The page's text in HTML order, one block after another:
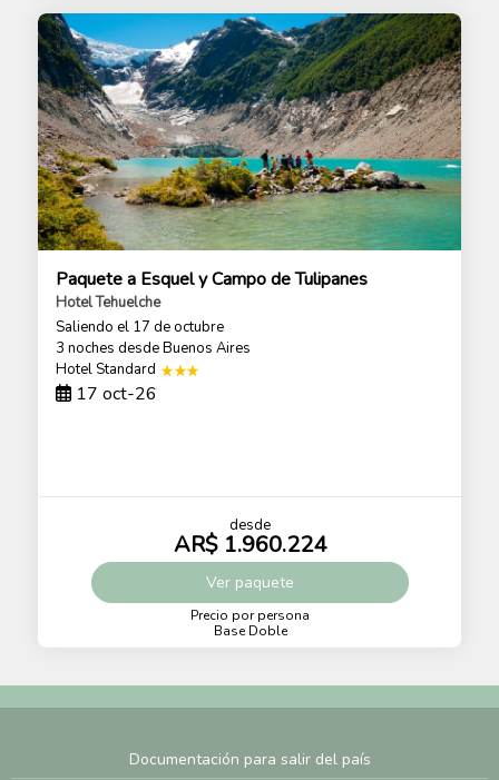
Paquete a Esquel y Campo de Tulipanes
Hotel Tehuelche
Saliendo el 17 de octubre
3 nochesdesde Buenos Aires
Hotel Standard
17 oct-26
desde
AR$ 1.960.224
Ver paquete
Precio por persona
Base Doble
Documentación para salir del país